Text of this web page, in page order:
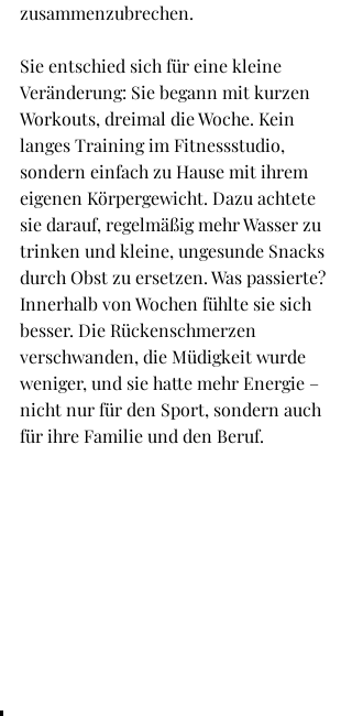
zusammenzubrechen.
Sie entschied sich für eine kleine
Veränderung: Sie begann mit kurzen
Workouts, dreimal die Woche. Kein
langes Training im Fitnessstudio,
sondern einfach zu Hause mit ihrem
eigenen Körpergewicht. Dazu achtete
sie darauf, regelmäßig mehr Wasser zu
trinken und kleine, ungesunde Snacks
durch Obst zu ersetzen. Was passierte?
Innerhalb von Wochen fühlte sie sich
besser. Die Rückenschmerzen
verschwanden, die Müdigkeit wurde
weniger, und sie hatte mehr Energie –
nicht nur für den Sport, sondern auch
für ihre Familie und den Beruf.